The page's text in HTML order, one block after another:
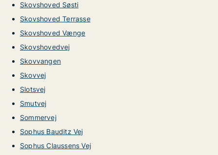
Skovshoved Søsti
Skovshoved Terrasse
Skovshoved Vænge
Skovshovedvej
Skovvangen
Skovvej
Slotsvej
Smutvej
Sommervej
Sophus Bauditz Vej
Sophus Claussens Vej